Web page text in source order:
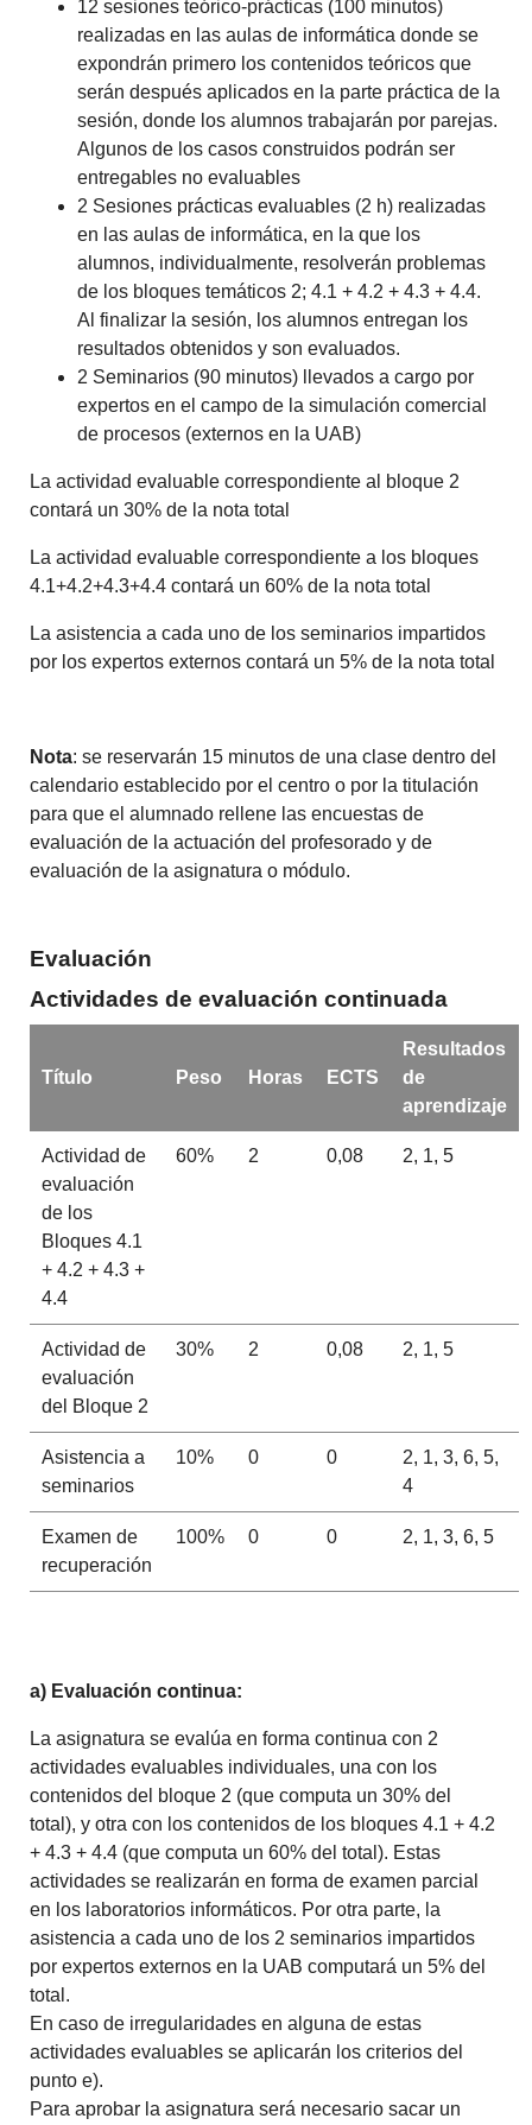
12 sesiones teórico-prácticas (100 minutos)
realizadas en las aulas de informática donde se
expondrán primero los contenidos teóricos que
serán después aplicados en la parte práctica de la
sesión, donde los alumnos trabajarán por parejas.
Algunos de los casos construidos podrán ser
entregables no evaluables
2 Sesiones prácticas evaluables (2 h) realizadas
en las aulas de informática, en la que los
alumnos, individualmente, resolverán problemas
de los bloques temáticos 2; 4.1 + 4.2 + 4.3 + 4.4.
Al finalizar la sesión, los alumnos entregan los
resultados obtenidos y son evaluados.
2 Seminarios (90 minutos) llevados a cargo por
expertos en el campo de la simulación comercial
de procesos (externos en la UAB)
La actividad evaluable correspondiente al bloque 2
contará un 30% de la nota total
La actividad evaluable correspondiente a los bloques
4.1+4.2+4.3+4.4 contará un 60% de la nota total
La asistencia a cada uno de los seminarios impartidos
por los expertos externos contará un 5% de la nota total
Nota: se reservarán 15 minutos de una clase dentro del
calendario establecido por el centro o por la titulación
para que el alumnado rellene las encuestas de
evaluación de la actuación del profesorado y de
evaluación de la asignatura o módulo.
Evaluación
Actividades de evaluación continuada
Título Peso Horas ECTS
Resultados
de
aprendizaje
Actividad de
evaluación
de los
Bloques 4.1
+ 4.2 + 4.3 +
4.4
60% 2 0,08 2, 1, 5
Actividad de
evaluación
del Bloque 2
30% 2 0,08 2, 1, 5
Asistencia a
seminarios
10% 0 0
2, 1, 3, 6, 5,
4
Examen de
recuperación
100% 0 0 2, 1, 3, 6, 5
a) Evaluación continua:
La asignatura se evalúa en forma continua con 2
actividades evaluables individuales, una con los
contenidos del bloque 2 (que computa un 30% del
total), y otra con los contenidos de los bloques 4.1 + 4.2
+ 4.3 + 4.4 (que computa un 60% del total). Estas
actividades se realizarán en forma de examen parcial
en los laboratorios informáticos. Por otra parte, la
asistencia a cada uno de los 2 seminarios impartidos
por expertos externos en la UAB computará un 5% del
total.
En caso de irregularidades en alguna de estas
actividades evaluables se aplicarán los criterios del
punto e).
Para aprobar la asignatura será necesario sacar un